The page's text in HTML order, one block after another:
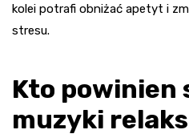
kolei potrafi obniżać apetyt i
stresu.
Kto powinien
muzyki